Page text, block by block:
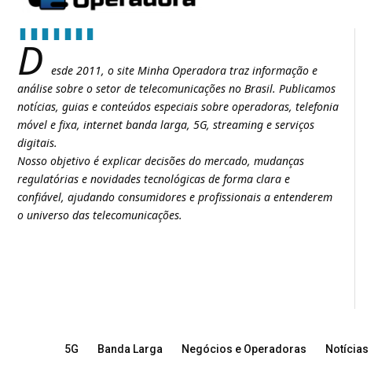
D esde 2011, o site Minha Operadora traz informação e
análise sobre o setor de telecomunicações no Brasil. Publicamos
notícias, guias e conteúdos especiais sobre operadoras, telefonia
móvel e fixa, internet banda larga, 5G, streaming e serviços
digitais.
Nosso objetivo é explicar decisões do mercado, mudanças
regulatórias e novidades tecnológicas de forma clara e
confiável, ajudando consumidores e profissionais a entenderem
o universo das telecomunicações.
5G Banda Larga Negócios e Operadoras Notícias